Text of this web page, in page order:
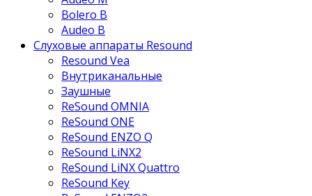
Bolero B
Audeo B
Слуховые аппараты Resound
Resound Vea
Внутриканальные
Заушные
ReSound OMNIA
ReSound ONE
ReSound ENZO Q
ReSound LiNX2
ReSound LiNX Quattro
ReSound Key